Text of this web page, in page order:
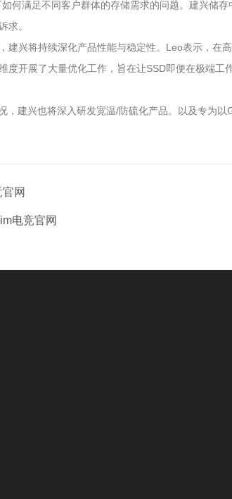
何满足不同客户群体的存储需求的问题。建兴储
求。
兴将持续深化产品性能与稳定性。Leo表示，在
开展了大量优化工作，旨在让SSD即便在极端
建兴也将深入研发宽温/防硫化产品。以及专为
网
电竞官网